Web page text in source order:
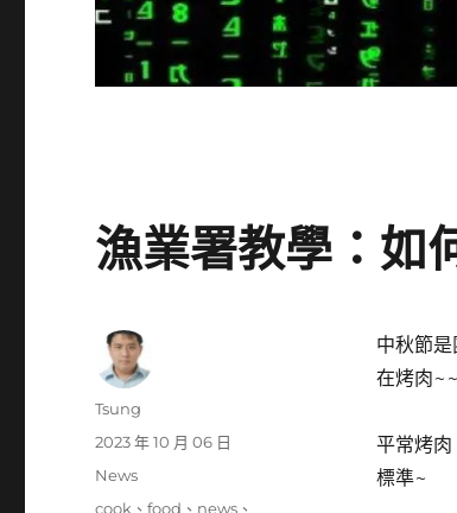
漁業署教學：如
中秋節
在烤肉~~
平常烤
標準~
作
Tsung
發
2023 年 10 月 06 日
分
News
標
cook 、food 、 news 、